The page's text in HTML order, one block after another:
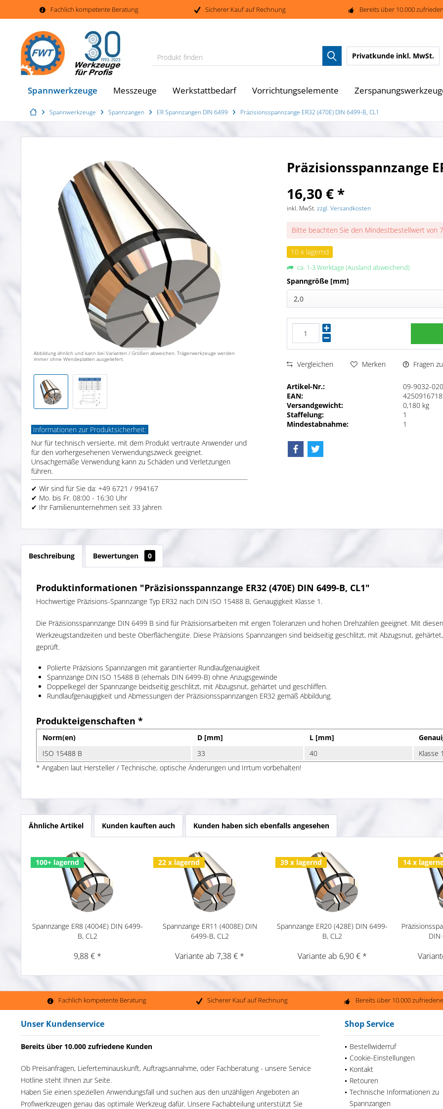
Fachlich kompetente Beratung Sicherer Kauf auf Rechnung Bereits über 10.000
Produkt finden Privatkunde inkl. MwSt.
Spannwerkzeuge Messzeuge Werkstattbedarf Vorrichtungselemente
Spannwerkzeuge Spannzangen ER Spannzangen DIN 6499 Präzisionsspannzange ER32 (470E) DIN 6499-B, CL1
Abbildung ähnlich und kann bei Varianten / Größen abweichen. Trägerwerkzeuge werden
immer ohne Wendeplatten ausgeliefert.
Informationen zur Produktsicherheit:
Nur für technisch versierte, mit dem Produkt vertraute Anwender und
für den vorhergesehenen Verwendungszweck geeignet.
Unsachgemäße Verwendung kann zu Schäden und Verletzungen
führen.
✔ Wir sind für Sie da: +49 6721 / 994167
✔ Mo. bis Fr. 08:00 - 16:30 Uhr
✔ Ihr Familienunternehmen seit 33 Jahren
Präzisionsspannzange
16,30 € *
inkl. MwSt.zzgl. Versandkosten
Bitte beachten Sie den Mindestbestellwert von
10 x lagernd
ca. 1-3 Werktage (Ausland abweichend)
Spanngröße [mm]
2,0
Vergleichen Merken Fragen
Artikel-Nr.:
09-9032-
EAN:
Versandgewicht:
0,180 kg
Staffelung:
1
Mindestabnahme:
1
Beschreibung Bewertungen 0
Produktinformationen "Präzisionsspannzange ER32 (470E) DIN 6499-B, CL1"
Hochwertige Präzisions-Spannzange Typ ER32 nach DIN ISO 15488 B, Genaugigkeit Klasse 1.
Die Präzisionsspannzange DIN 6499 B sind für Präzisionsarbeiten mit engen Toleranzen und hohen Drehzahlen geeignet. Mit
Werkzeugstandzeiten und beste Oberflächengüte. Diese Präzisions Spannzangen sind beidseitig geschlitzt, mit Abzugsnut,
geprüft.
Polierte Präzisions Spannzangen mit garantierter Rundlaufgenauigkeit
Spannzange DIN ISO 15488 B (ehemals DIN 6499-B) ohne Anzugsgewinde
Doppelkegel der Spannzange beidseitig geschlitzt, mit Abzugsnut, gehärtet und geschliffen.
Rundlaufgenaugigkeit und Abmessungen der Präzisionsspannzangen ER32 gemäß Abbildung.
Produkteigenschaften *
Norm(en) D [mm] L [mm]
ISO 15488 B
33 40
Klasse
* Angaben laut Hersteller / Technische, optische Änderungen und Irrtum vorbehalten!
Ähnliche Artikel Kunden kauften auch Kunden haben sich ebenfalls angesehen
100+ lagernd
Spannzange ER8 (4004E) DIN 6499-
B, CL2
9,88 € *
22 x lagernd
Spannzange ER11 (4008E) DIN
6499-B, CL2
Variante ab 7,38 € *
39 x lagernd
Spannzange ER20 (428E) DIN 6499-
B, CL2
Variante ab 6,90 € *
14 x
DIN
Fachlich kompetente Beratung Sicherer Kauf auf Rechnung Bereits über 10.000
Unser Kundenservice
Bereits über 10.000 zufriedene Kunden
Ob Preisanfragen, Lieferteminauskunft, Auftragsannahme, oder Fachberatung - unsere Service
Hotline steht Ihnen zur Seite.
Haben Sie einen speziellen Anwendungsfall und suchen aus den unzähligen Angeboten an
Profiwerkzeugen genau das optimale Werkzeug dafür. Unsere Fachabteilung unterstützt Sie
Shop Service
Bestellwiderruf
Cookie-Einstellungen
Kontakt
Retouren
Technische Informationen zu
Spannzangen